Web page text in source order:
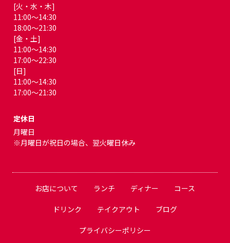
[火・水・木]
11:00～14:30
18:00～21:30
[金・土]
11:00～14:30
17:00～22:30
[日]
11:00～14:30
17:00～21:30
定休日
月曜日
※月曜日が祝日の場合、翌火曜日休み
お店について ランチ ディナー コース
ドリンク テイクアウト ブログ
プライバシーポリシー